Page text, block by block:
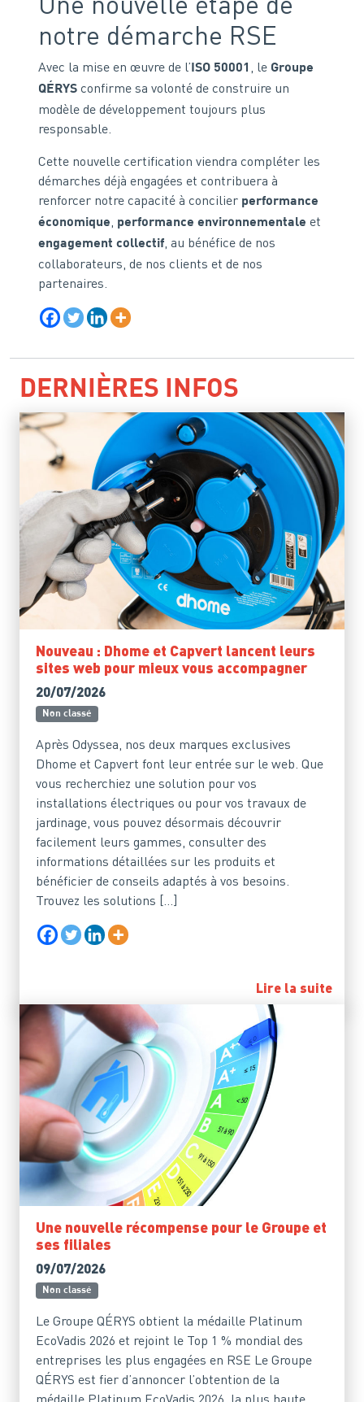
notre démarche RSE
Avec la mise en œuvre de l’ISO 50001 , le Groupe
QÉRYS confirme sa volonté de construire un
modèle de développement toujours plus
responsable.
Cette nouvelle certification viendra compléter les
démarches déjà engagées et contribuera à
renforcer notre capacité à concilier performance
économique, performance environnementale et
engagement collectif, au bénéfice de nos
collaborateurs, de nos clients et de nos
partenaires.
DERNIÈRES INFOS
Nouveau : Dhome et Capvert lancent leurs
sites web pour mieux vous accompagner
20/07/2026
Non classé
Après Odyssea, nos deux marques exclusives
Dhome et Capvert font leur entrée sur le web. Que
vous recherchiez une solution pour vos
installations électriques ou pour vos travaux de
jardinage, vous pouvez désormais découvrir
facilement leurs gammes, consulter des
informations détaillées sur les produits et
bénéficier de conseils adaptés à vos besoins.
Trouvez les solutions […]
Lire la suite
Une nouvelle récompense pour le Groupe et
ses filiales
09/07/2026
Non classé
Le Groupe QÉRYS obtient la médaille Platinum
EcoVadis 2026 et rejoint le Top 1 % mondial des
entreprises les plus engagées en RSE Le Groupe
QÉRYS est fier d’annoncer l’obtention de la
médaille Platinum EcoVadis 2026, la plus haute